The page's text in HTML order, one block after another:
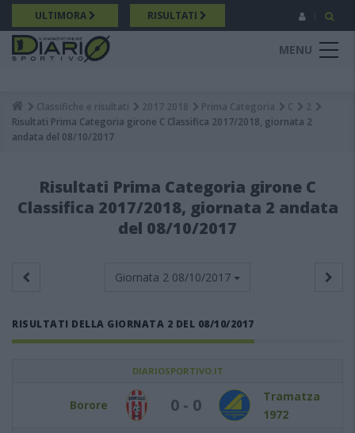
Salta
al
contenuto
principale
ULTIMORA RISULTATI
MENU
Breadcrumb
Classifiche e risultati 2017 2018 Prima Categoria C
2
Risultati Prima Categoria girone C Classifica 2017/2018, giornata 2
andata del 08/10/2017
Risultati Prima Categoria girone C
Classifica 2017/2018, giornata 2 andata
del 08/10/2017
Giornata 2 08/10/2017
RISULTATI DELLA GIORNATA 2 DEL 08/10/2017
DIARIOSPORTIVO.IT
Borore 0 - 0
Tramatza
1972